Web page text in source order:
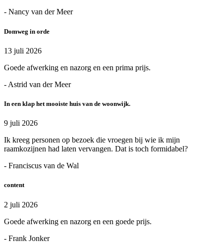
- Nancy van der Meer
Domweg in orde
13 juli 2026
Goede afwerking en nazorg en een prima prijs.
- Astrid van der Meer
In een klap het mooiste huis van de woonwijk.
9 juli 2026
Ik kreeg personen op bezoek die vroegen bij wie ik mijn
raamkozijnen had laten vervangen. Dat is toch formidabel?
- Franciscus van de Wal
content
2 juli 2026
Goede afwerking en nazorg en een goede prijs.
- Frank Jonker